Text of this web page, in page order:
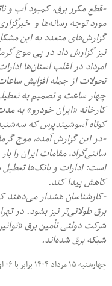
-قطع مکرر برق، کمبود آب و
مورد توجه رسانه‌ها و
گزارش‌های متعدد به این
امرداد در اغلب استان‌ها
تحولات از جمله افزایش
چهار ساعت و تصمیم به
کارخانه «ایران خودرو» به
کوتاه آسوشیتدپرس که سه‌شنبه ۵ اوت منتشر شده نیامده
سانتی‌گراد، مقامات ایران را
است: ادارات و بانک‌ها
کاهش پیدا کند.
-کارشناسان هشدار
برق طولانی‌تر نیز بشود. در
شرکت دولتی تأمین برق
شبکه برق شده‌اند.
چهارشنبه ۱۵ مرداد ۱۴۰۴ برابر با ۰۶ اوت ۲۰۲۵